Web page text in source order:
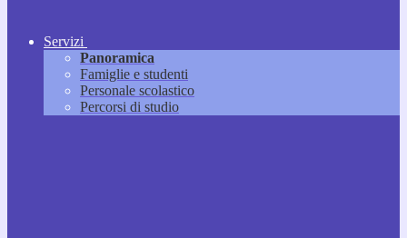
Servizi
Panoramica
Famiglie e studenti
Personale scolastico
Percorsi di studio